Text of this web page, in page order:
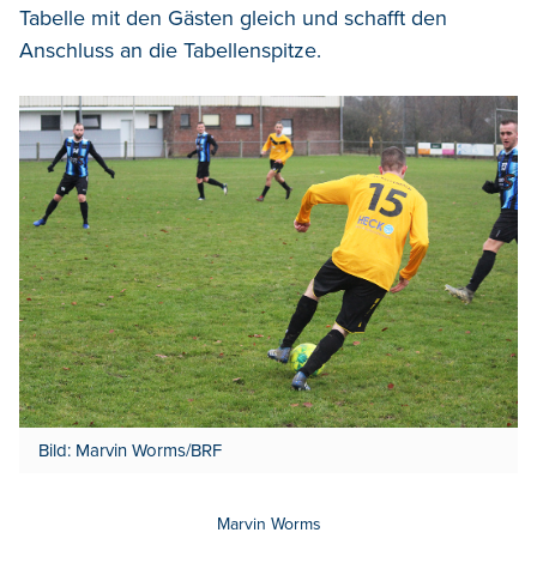
Tabelle mit den Gästen gleich und schafft den
Anschluss an die Tabellenspitze.
Bild: Marvin Worms/BRF
Marvin Worms